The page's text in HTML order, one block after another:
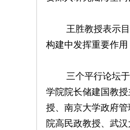
王胜教授表示目前
构建中发挥重要作
三个平行论坛于当
学院院长储建国教
授、南京大学政府
院高民政教授、武